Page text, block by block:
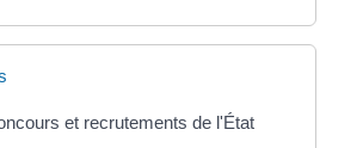
et recrutements de l'État